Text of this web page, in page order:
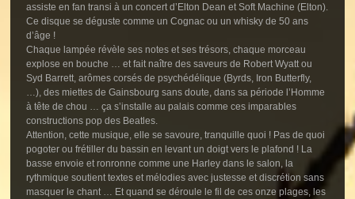
assiste en fan transi à un concert d’Elton Dean et Soft Machine (Elton).
Ce disque se déguste comme un Cognac ou un whisky de 50 ans
d’âge !
Chaque lampée révèle ses notes et ses trésors, chaque morceau
explose en bouche … et fait naître des saveurs de Robert Wyatt ou
Syd Barrett, arômes corsés de psychédélique (Byrds, Iron Butterfly,
…), des miettes de Gainsbourg sans doute, dans sa période l’Homme
à tête de chou … ça s’installe au palais comme ces imparables
constructions pop des Beatles.
Attention, cette musique, elle se savoure, tranquille quoi ! Pas de quoi
pogoter ou frétiller du bassin en levant un doigt vers le plafond ! La
basse envoie et ronronne comme une Harley dans le salon, la
rythmique soutient textes et mélodies avec justesse et discrétion sans
masquer le chant … Et quand se déroule le fil de ces onze plages, les